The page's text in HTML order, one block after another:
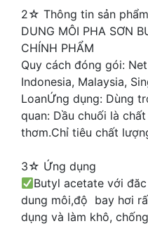
2☆ Thông tin sản phẩm
DUNG MÔI PHA SƠN
CHÍNH PHẨM
Quy cách đóng gói:
Indonesia, Malaysia,
LoanỨng dụng: Dùng
quan: Dầu chuối là
thơm.Chỉ tiêu chất
3☆ Ứng dụng
Butyl acetate với
dung môi,độ bay hơi
dụng và làm khô,